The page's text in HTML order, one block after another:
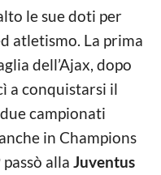
le sue doti per
atletismo. La prima
dell’Ajax, dopo
a conquistarsi il
campionati
in Champions
alla Juventus